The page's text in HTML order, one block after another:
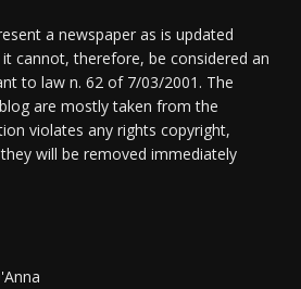
a newspaper as is updated
cannot, therefore, be considered an
to law n. 62 of 7/03/2001. The
are mostly taken from the
violates any rights copyright,
will be removed immediately